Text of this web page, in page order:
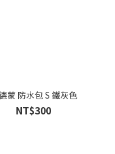
蒙 防水包 S 鐵灰色
NT$300